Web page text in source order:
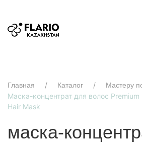
Главная Каталог Мастеру
Маска-концентрат для волос
Hair Mask
маска-